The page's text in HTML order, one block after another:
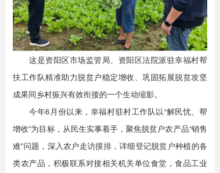
这是资阳区市场监管局、资阳区法院派驻幸福村帮
扶工作队精准助力脱贫户稳定增收、巩固拓展脱贫攻坚
成果同乡村振兴有效衔接的一个生动缩影。
今年6月份以来，幸福村驻村工作队以“解民忧、帮
增收”为目标，从民生实事着手，聚焦脱贫户农产品“销售
难”问题，深入农户走访摸排，详细登记脱贫户种植的各
类农产品，积极联系对接相关机关单位食堂，食品工业